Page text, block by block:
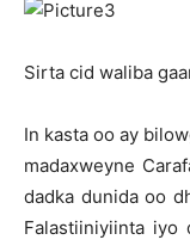
Sirta cid waliba
In kasta oo ay
madaxweyne
dadka dunida oo
Falastiiniyiinta iyo